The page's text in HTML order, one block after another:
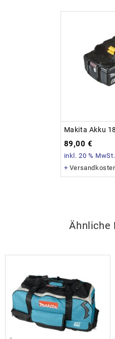
Makita Akku
89,00€
inkl. 20 % MwSt.
+
Ähnliche